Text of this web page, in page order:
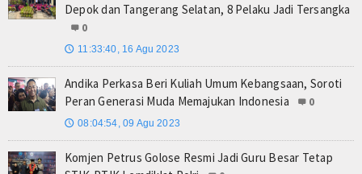
Depok dan Tangerang Selatan, 8 Pelaku Jadi Tersangka
0
🕔 11:33:40, 16 Agu 2023
Andika Perkasa Beri Kuliah Umum Kebangsaan, Soroti
Peran Generasi Muda Memajukan Indonesia
0
🕔 08:04:54, 09 Agu 2023
Komjen Petrus Golose Resmi Jadi Guru Besar Tetap